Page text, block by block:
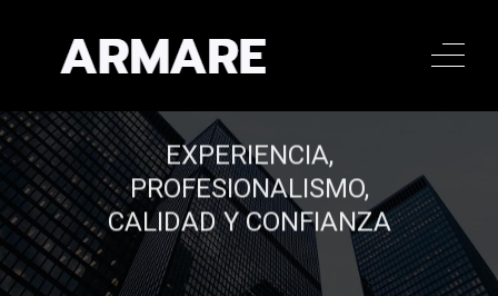
EXPERIENCIA,
PROFESIONALISMO,
CALIDAD Y CONFIANZA
Establecemos relaciones sólidas con nuestros
clientes basadas en nuestro conocimiento,